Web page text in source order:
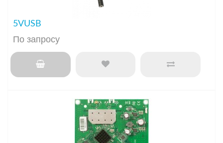
5VUSB
По запросу